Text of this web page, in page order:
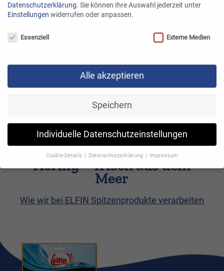
Wussten Sie schon?
Hering – frisch aus dem
Meer
Wie wir bei ELFIN Spitzenprodukte verarbeiten
Datenschutzerklärung. Sie können Ihre Auswahl jederzeit unter
Einstellungen widerrufen oder anpassen.
Datenschutzeinstellungen
Essenziell Externe Medien
Alle akzeptieren
Speichern
Individuelle Datenschutzeinstellungen
Cookie-Details Datenschutzerklärung Impressum
Datenschutzeinstellungen
Wenn Sie unter 16 Jahre alt sind und Ihre Zustimmung zu
freiwilligen Diensten geben möchten, müssen Sie Ihre
Erziehungsberechtigten um Erlaubnis bitten.
Personenbezogene Daten können verarbeitet werden (z. B. IP-
Adressen), z. B. für personalisierte Anzeigen und Inhalte oder
Anzeigen- und Inhaltsmessung.Weitere Informationen über die